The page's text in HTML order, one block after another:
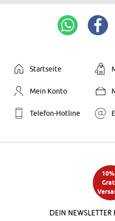
Startseite
Mein Konto
Telefon-Hotline
Dein Newsletter